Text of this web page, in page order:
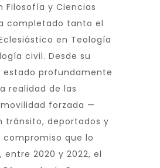
Filosofía y Ciencias
completado tanto el
en Teología
civil. Desde su
estado profundamente
realidad de las
forzada —
tránsito, deportados y
que lo
entre 2020 y 2022, el